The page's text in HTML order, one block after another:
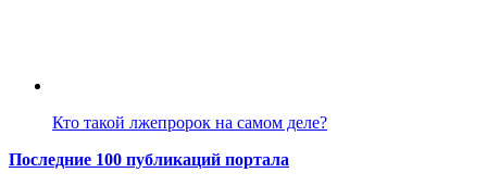
Кто такой лжепророк на самом деле?
Последние 100 публикаций портала